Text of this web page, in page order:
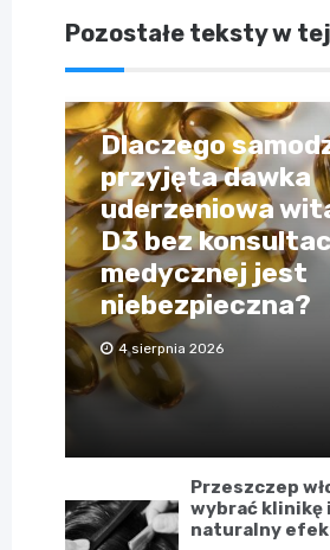
Pozostałe teksty w
Dlaczego
przyjęta dawka
uderzeniowa
D3 bez
medycznej jest
niebezpieczna?
4 sierpnia 2026
Przeszczep
wybrać klinikę
naturalny